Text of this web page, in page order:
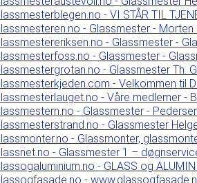
- VI STÅR TIL
- Glassmester - Morten
- Glassmester -
- Glassmester -
- Glassmester Th.
- Velkommen til
- Våre medlemer -
- Glassmester -
- Glassmester
- Glassmonter,
- Glassmester 1 –
- GLASS og
-